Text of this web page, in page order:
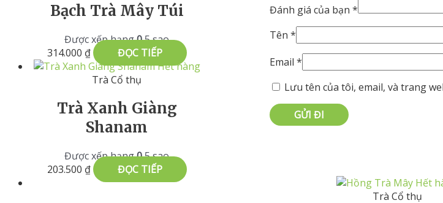
Đánh giá của bạn*
Tên*
Email*
Lưu tên của tôi, email, và trang
Bạch Trà Mây Túi
Được xếp hạng05 sao
314.000 ₫
ĐỌC TIẾP
Hết hàng
Trà Cổ thụ
Trà Xanh Giàng
Shanam
Được xếp hạng05 sao
203.500 ₫
ĐỌC TIẾP
Hết
Trà Cổ thụ